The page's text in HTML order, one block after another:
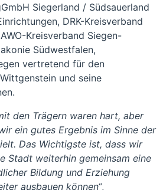
Siegerland / Südsauerland
DRK-Kreisverband
Kreisverband Siegen-
Südwestfalen,
vertretend für den
und seine
den Trägern waren hart, aber
ein gutes Ergebnis im Sinne der
Das Wichtigste ist, dass wir
Stadt weiterhin gemeinsam eine
Bildung und Erziehung
ausbauen können“,